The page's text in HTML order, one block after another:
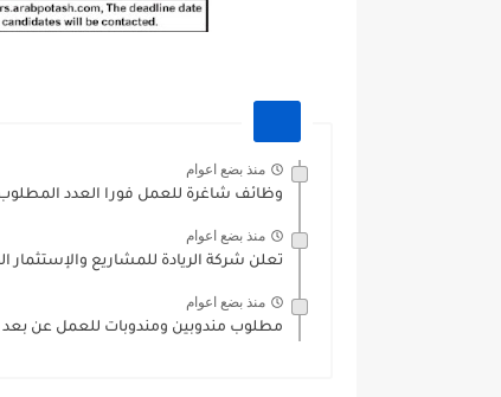
منذ بضع اعوام
وظائف شاغرة للعمل فورا العدد المطلوب 100 موظف من
منذ بضع اعوام
تعلن شركة الريادة للمشاريع
منذ بضع اعوام
مطلوب مندوبين ومندوبات للعمل عن بعد